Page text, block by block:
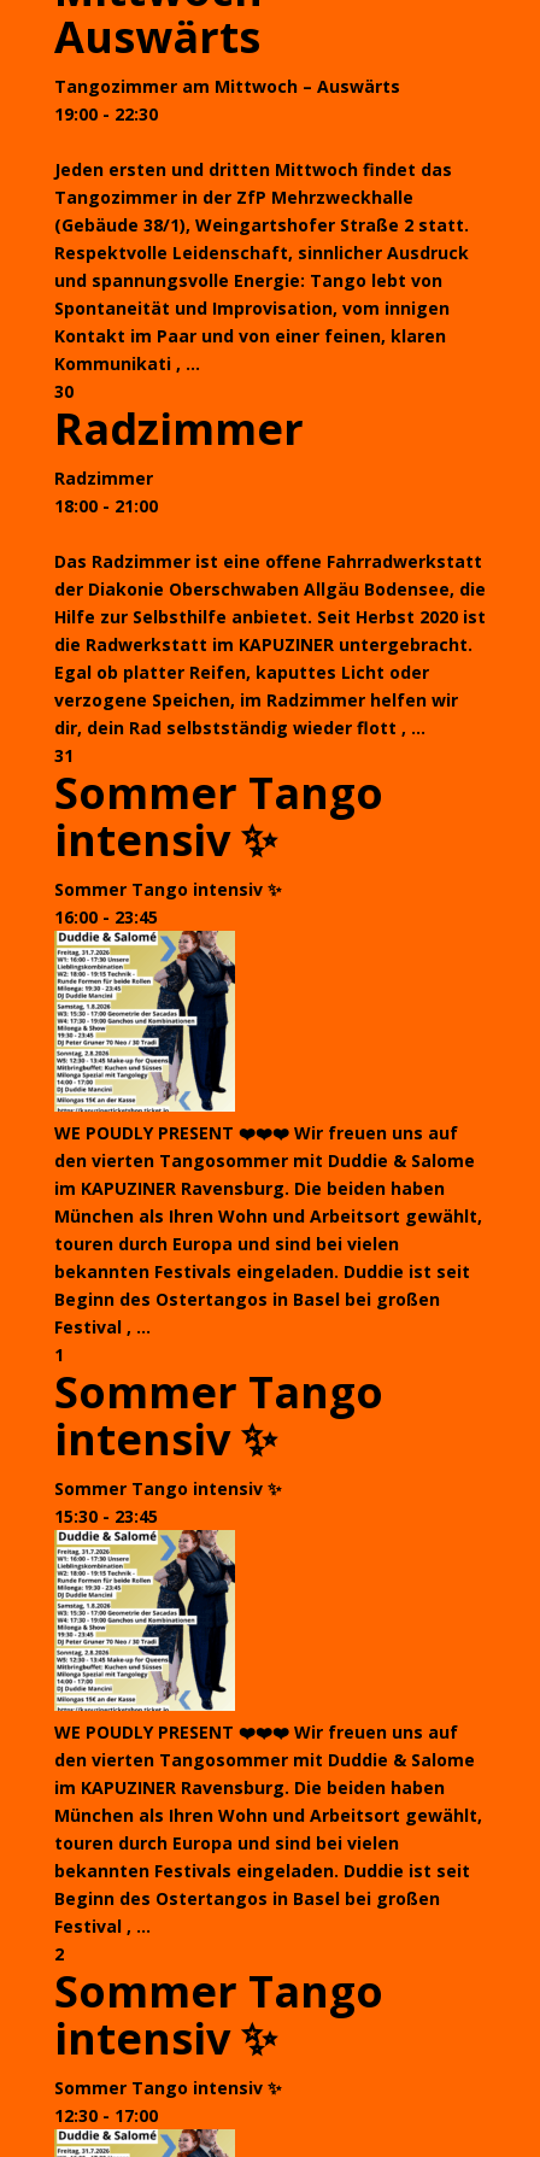
Auswärts
Tangozimmer am Mittwoch – Auswärts
19:00 - 22:30
Jeden ersten und dritten Mittwoch findet das
Tangozimmer in der ZfP Mehrzweckhalle
(Gebäude 38/1), Weingartshofer Straße 2 statt.
Respektvolle Leidenschaft, sinnlicher Ausdruck
und spannungsvolle Energie: Tango lebt von
Spontaneität und Improvisation, vom innigen
Kontakt im Paar und von einer feinen, klaren
Kommunikati , ...
30
Radzimmer
Radzimmer
18:00 - 21:00
Das Radzimmer ist eine offene Fahrradwerkstatt
der Diakonie Oberschwaben Allgäu Bodensee, die
Hilfe zur Selbsthilfe anbietet. Seit Herbst 2020 ist
die Radwerkstatt im KAPUZINER untergebracht.
Egal ob platter Reifen, kaputtes Licht oder
verzogene Speichen, im Radzimmer helfen wir
dir, dein Rad selbstständig wieder flott , ...
31
Sommer Tango
intensiv ✨
Sommer Tango intensiv ✨
16:00 - 23:45
WE POUDLY PRESENT ❤️❤️❤️ Wir freuen uns auf
den vierten Tangosommer mit Duddie & Salome
im KAPUZINER Ravensburg. Die beiden haben
München als Ihren Wohn und Arbeitsort gewählt,
touren durch Europa und sind bei vielen
bekannten Festivals eingeladen. Duddie ist seit
Beginn des Ostertangos in Basel bei großen
Festival , ...
1
Sommer Tango
intensiv ✨
Sommer Tango intensiv ✨
15:30 - 23:45
WE POUDLY PRESENT ❤️❤️❤️ Wir freuen uns auf
den vierten Tangosommer mit Duddie & Salome
im KAPUZINER Ravensburg. Die beiden haben
München als Ihren Wohn und Arbeitsort gewählt,
touren durch Europa und sind bei vielen
bekannten Festivals eingeladen. Duddie ist seit
Beginn des Ostertangos in Basel bei großen
Festival , ...
2
Sommer Tango
intensiv ✨
Sommer Tango intensiv ✨
12:30 - 17:00